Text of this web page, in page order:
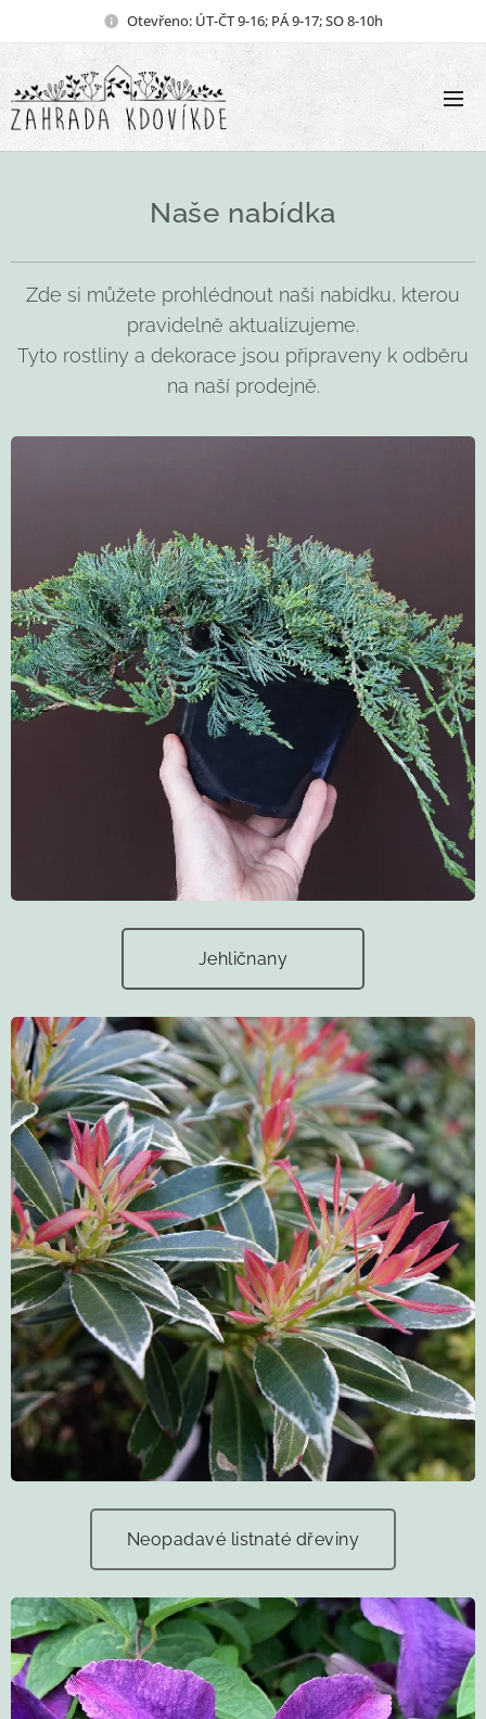
Otevřeno: ÚT-ČT 9-16; PÁ 9-17; SO 8-10h
Naše nabídka
Zde si můžete prohlédnout naši nabídku, kterou
pravidelně aktualizujeme.
Tyto rostliny a dekorace jsou připraveny k odběru
na naší prodejně.
Jehličnany
Neopadavé listnaté dřeviny